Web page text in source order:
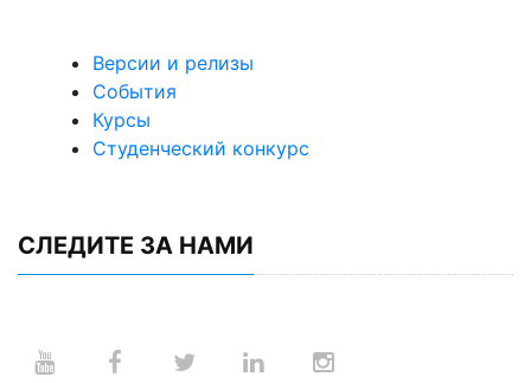
Версии и релизы
События
Курсы
Студенческий конкурс
СЛЕДИТЕ ЗА НАМИ